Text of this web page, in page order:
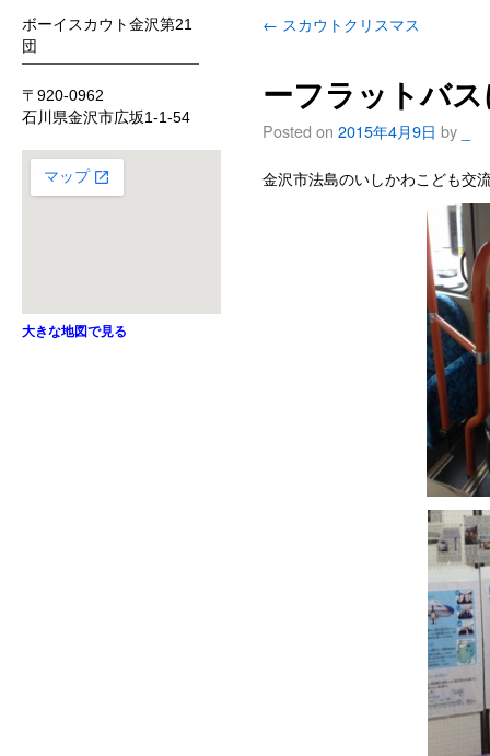
ボーイスカウト金沢第21
団
〒920-0962
石川県金沢市広坂1-1-54
大きな地図で見る
← スカウトクリスマス
ーフラットバ
Posted on 2015年4月9日 by
金沢市法島のいしかわこども交